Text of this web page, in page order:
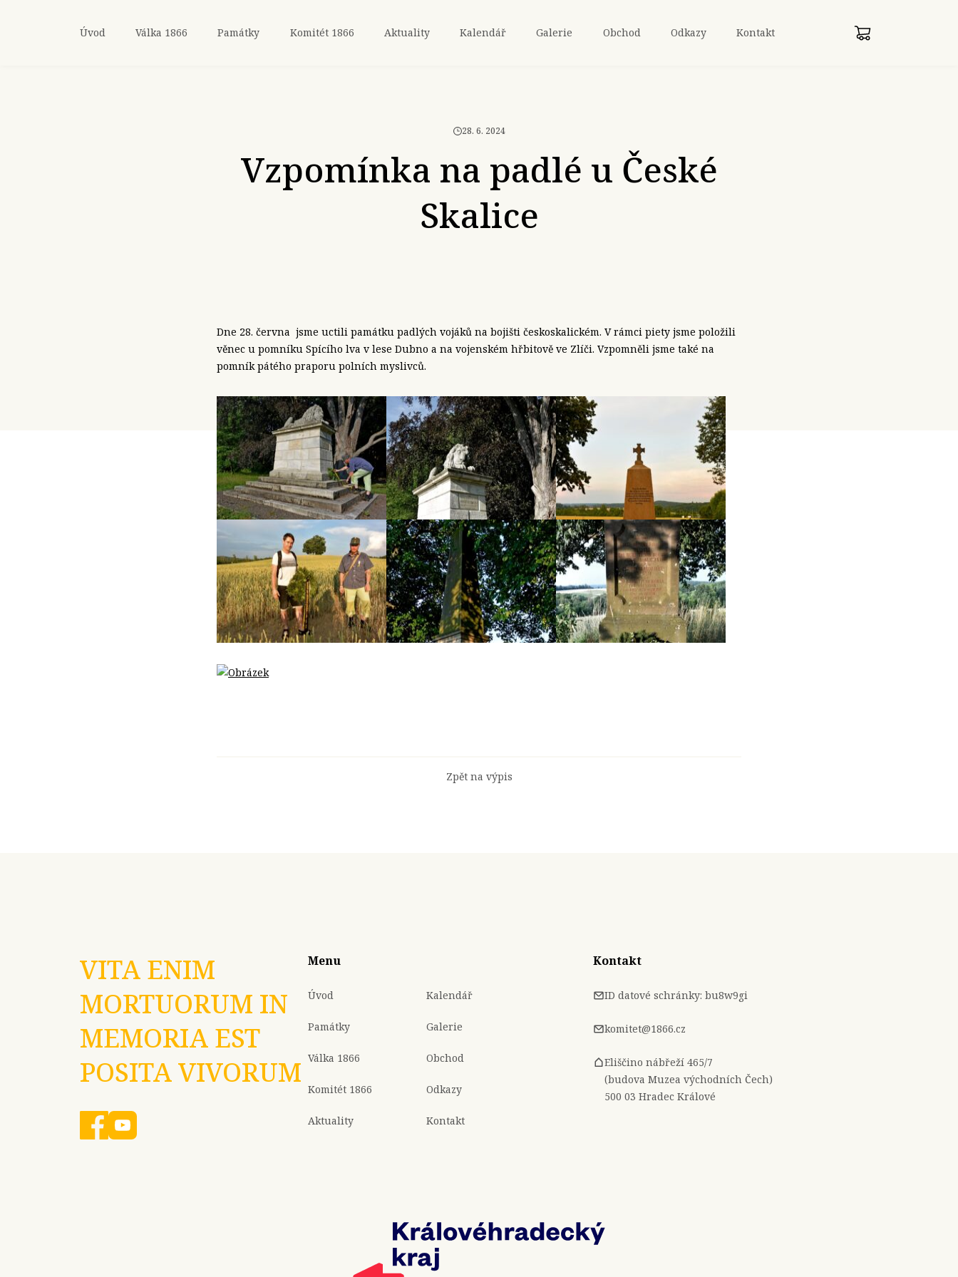
Úvod Válka 1866 Památky Komitét 1866 Aktuality Kalendář Galerie Obchod Odkazy Kontakt
28. 6. 2024
Vzpomínka na padlé u České
Skalice
Dne 28. června jsme uctili památku padlých vojáků na bojišti českoskalickém. V rámci piety jsme položili
věnec u pomníku Spícího lva v lese Dubno a na vojenském hřbitově ve Zlíči. Vzpomněli jsme také na
pomník pátého praporu polních myslivců.
Zpět na výpis
VITA ENIM
MORTUORUM IN
MEMORIA EST
POSITA VIVORUM
Menu
Úvod
Památky
Válka 1866
Komitét 1866
Aktuality
Kalendář
Galerie
Obchod
Odkazy
Kontakt
Kontakt
ID datové schránky: bu8w9gi
komitet@1866.cz
Eliščino nábřeží 465/7
(budova Muzea východních Čech)
500 03 Hradec Králové